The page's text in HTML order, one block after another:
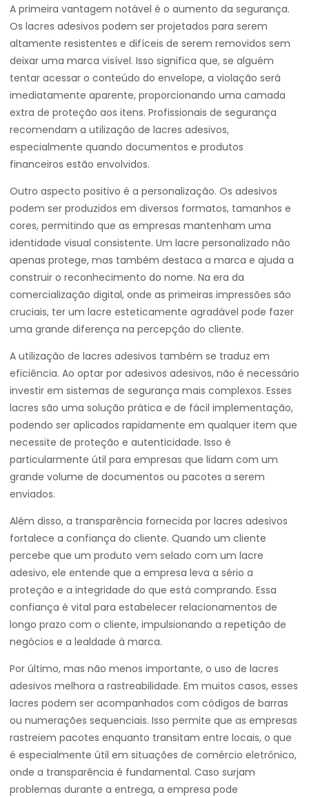
A primeira vantagem notável é o aumento da segurança.
Os lacres adesivos podem ser projetados para serem
altamente resistentes e difíceis de serem removidos sem
deixar uma marca visível. Isso significa que, se alguém
tentar acessar o conteúdo do envelope, a violação será
imediatamente aparente, proporcionando uma camada
extra de proteção aos itens. Profissionais de segurança
recomendam a utilização de lacres adesivos,
especialmente quando documentos e produtos
financeiros estão envolvidos.
Outro aspecto positivo é a personalização. Os adesivos
podem ser produzidos em diversos formatos, tamanhos e
cores, permitindo que as empresas mantenham uma
identidade visual consistente. Um lacre personalizado não
apenas protege, mas também destaca a marca e ajuda a
construir o reconhecimento do nome. Na era da
comercialização digital, onde as primeiras impressões são
cruciais, ter um lacre esteticamente agradável pode fazer
uma grande diferença na percepção do cliente.
A utilização de lacres adesivos também se traduz em
eficiência. Ao optar por adesivos adesivos, não é necessário
investir em sistemas de segurança mais complexos. Esses
lacres são uma solução prática e de fácil implementação,
podendo ser aplicados rapidamente em qualquer item que
necessite de proteção e autenticidade. Isso é
particularmente útil para empresas que lidam com um
grande volume de documentos ou pacotes a serem
enviados.
Além disso, a transparência fornecida por lacres adesivos
fortalece a confiança do cliente. Quando um cliente
percebe que um produto vem selado com um lacre
adesivo, ele entende que a empresa leva a sério a
proteção e a integridade do que está comprando. Essa
confiança é vital para estabelecer relacionamentos de
longo prazo com o cliente, impulsionando a repetição de
negócios e a lealdade à marca.
Por último, mas não menos importante, o uso de lacres
adesivos melhora a rastreabilidade. Em muitos casos, esses
lacres podem ser acompanhados com códigos de barras
ou numerações sequenciais. Isso permite que as empresas
rastreiem pacotes enquanto transitam entre locais, o que
é especialmente útil em situações de comércio eletrônico,
onde a transparência é fundamental. Caso surjam
problemas durante a entrega, a empresa pode